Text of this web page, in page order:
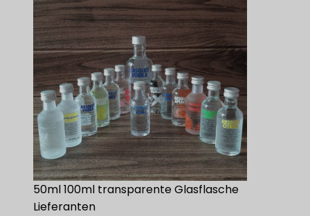
50ml 100ml transparente Glasflasche
Lieferanten